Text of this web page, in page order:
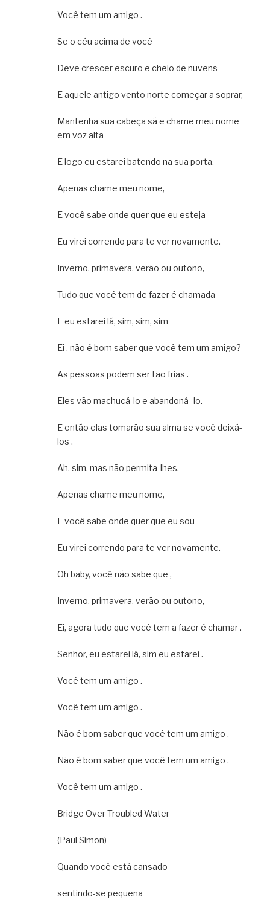
Você tem um amigo .
Se o céu acima de você
Deve crescer escuro e cheio de nuvens
E aquele antigo vento norte começar a soprar,
Mantenha sua cabeça sã e chame meu nome
em voz alta
E logo eu estarei batendo na sua porta.
Apenas chame meu nome,
E você sabe onde quer que eu esteja
Eu virei correndo para te ver novamente.
Inverno, primavera, verão ou outono,
Tudo que você tem de fazer é chamada
E eu estarei lá, sim, sim, sim
Ei , não é bom saber que você tem um amigo?
As pessoas podem ser tão frias .
Eles vão machucá-lo e abandoná -lo.
E então elas tomarão sua alma se você deixá-
los .
Ah, sim, mas não permita-lhes.
Apenas chame meu nome,
E você sabe onde quer que eu sou
Eu virei correndo para te ver novamente.
Oh baby, você não sabe que ,
Inverno, primavera, verão ou outono,
Ei, agora tudo que você tem a fazer é chamar .
Senhor, eu estarei lá, sim eu estarei .
Você tem um amigo .
Você tem um amigo .
Não é bom saber que você tem um amigo .
Não é bom saber que você tem um amigo .
Você tem um amigo .
Bridge Over Troubled Water
(Paul Simon)
Quando você está cansado
sentindo-se pequena